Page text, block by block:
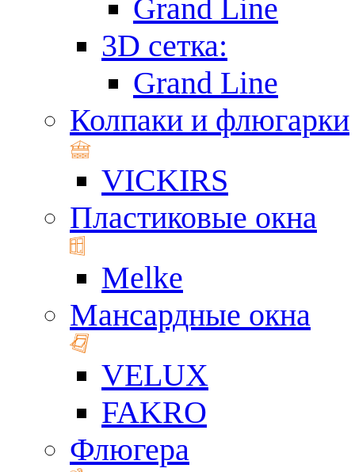
Grand Line
3D сетка:
Grand Line
Колпаки и флюгарки
VICKIRS
Пластиковые окна
Melke
Мансардные окна
VELUX
FAKRO
Флюгера